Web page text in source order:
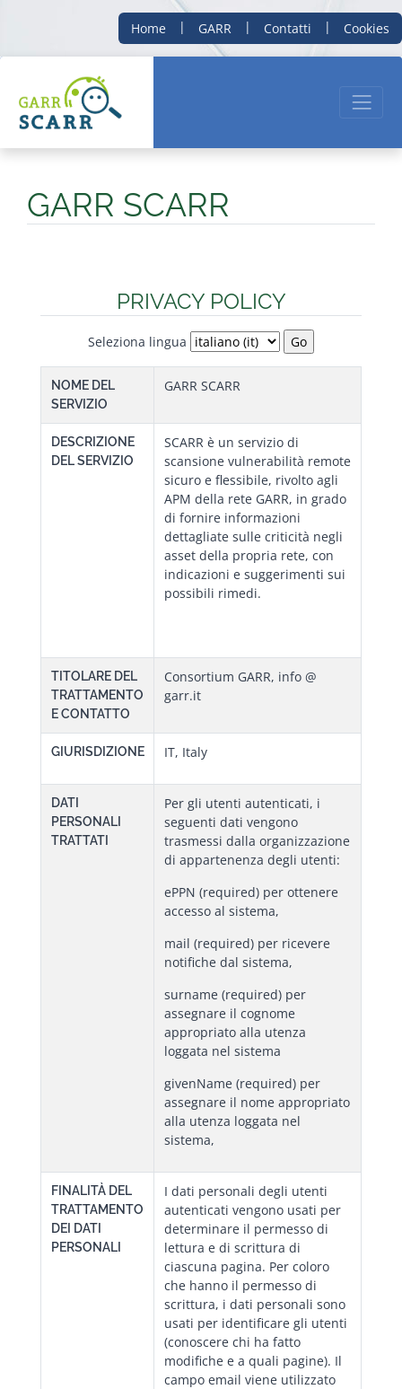
Home | GARR | Contatti | Cookies
GARR SCARR
PRIVACY POLICY
Seleziona lingua
NOME DEL
SERVIZIO
GARR SCARR
DESCRIZIONE
DEL SERVIZIO
SCARR è un servizio di
scansione vulnerabilità remote
sicuro e flessibile, rivolto agli
APM della rete GARR, in grado
di fornire informazioni
dettagliate sulle criticità negli
asset della propria rete, con
indicazioni e suggerimenti sui
possibili rimedi.
TITOLARE DEL
TRATTAMENTO
E CONTATTO
Consortium GARR, info @
garr.it
GIURISDIZIONE IT, Italy
DATI
PERSONALI
TRATTATI
Per gli utenti autenticati, i
seguenti dati vengono
trasmessi dalla organizzazione
di appartenenza degli utenti:
ePPN (required) per ottenere
accesso al sistema,
mail (required) per ricevere
notifiche dal sistema,
surname (required) per
assegnare il cognome
appropriato alla utenza
loggata nel sistema
givenName (required) per
assegnare il nome appropriato
alla utenza loggata nel
sistema,
FINALITÀ DEL
TRATTAMENTO
DEI DATI
PERSONALI
I dati personali degli utenti
autenticati vengono usati per
determinare il permesso di
lettura e di scrittura di
ciascuna pagina. Per coloro
che hanno il permesso di
scrittura, i dati personali sono
usati per identificare gli utenti
(conoscere chi ha fatto
modifiche e a quali pagine). Il
campo email viene utilizzato